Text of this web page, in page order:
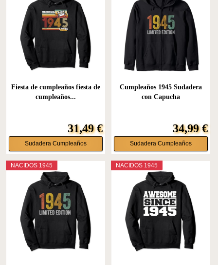
Fiesta de cumpleaños fiesta de
cumpleaños...
31,49 €
Sudadera Cumpleaños
Cumpleaños 1945 Sudadera
con Capucha
34,99 €
Sudadera Cumpleaños
NACIDOS 1945 NACIDOS 1945